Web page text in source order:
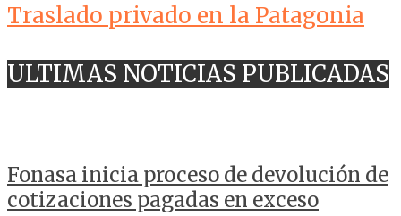
Traslado privado en la Patagonia
ULTIMAS NOTICIAS PUBLICADAS
Fonasa inicia proceso de devolución de
cotizaciones pagadas en exceso